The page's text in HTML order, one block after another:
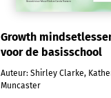
Growth
voor de basisschool
Auteur: Shirley Clarke,
Muncaster